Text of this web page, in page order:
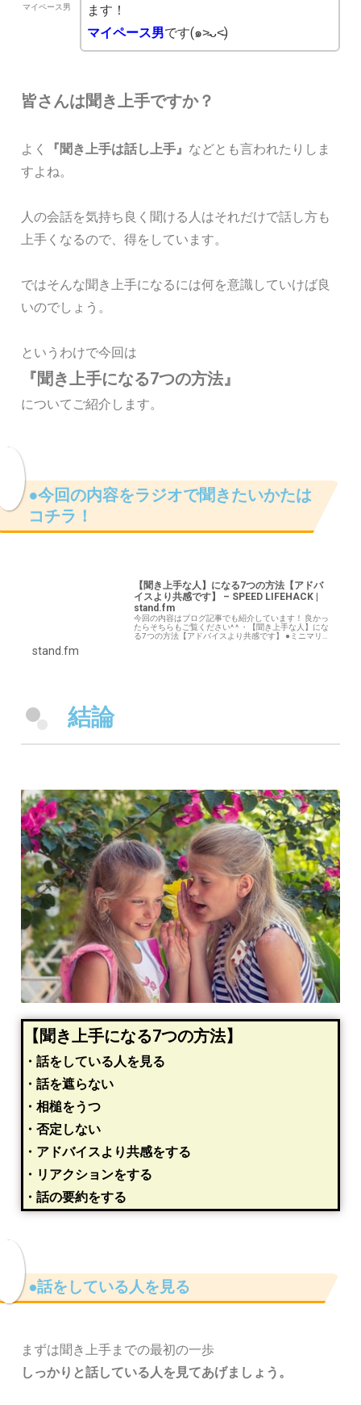
マイペース男
ます！
マイペース男です(๑˃̵ᴗ˂̵)
皆さんは聞き上手ですか？
よく 『聞き上手は話し上手』 などとも言われたりしま
すよね。
人の会話を気持ち良く聞ける人はそれだけで話し方も
上手くなるので、得をしています。
ではそんな聞き上手になるには何を意識していけば良
いのでしょう。
というわけで今回は
『聞き上手になる7つの方法』
についてご紹介します。
●今回の内容をラジオで聞きたいかたは
コチラ！
【聞き上手な人】になる7つの方法【アドバ
イスより共感です】 – SPEED LIFEHACK |
stand.fm
今回の内容はブログ記事でも紹介しています！ 良かっ
たらそちらもご覧ください^ ^ ・【聞き上手な人】にな
る7つの方法【アドバイスより共感です】 ●ミニマリス
stand.fm
結論
【聞き上手になる7つの方法】
・話をしている人を見る
・話を遮らない
・相槌をうつ
・否定しない
・アドバイスより共感をする
・リアクションをする
・話の要約をする
●話をしている人を見る
まずは聞き上手までの最初の一歩
しっかりと話している人を見てあげましょう。